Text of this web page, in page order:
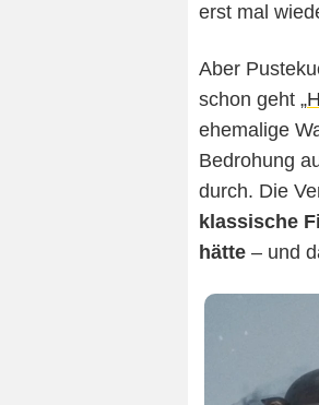
erst mal
Aber
schon geht „
ehemalige
Bedrohung
durch. Die
klassische
hätte – und